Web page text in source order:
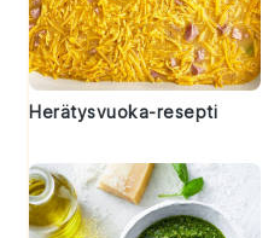
Herätysvuoka-resepti